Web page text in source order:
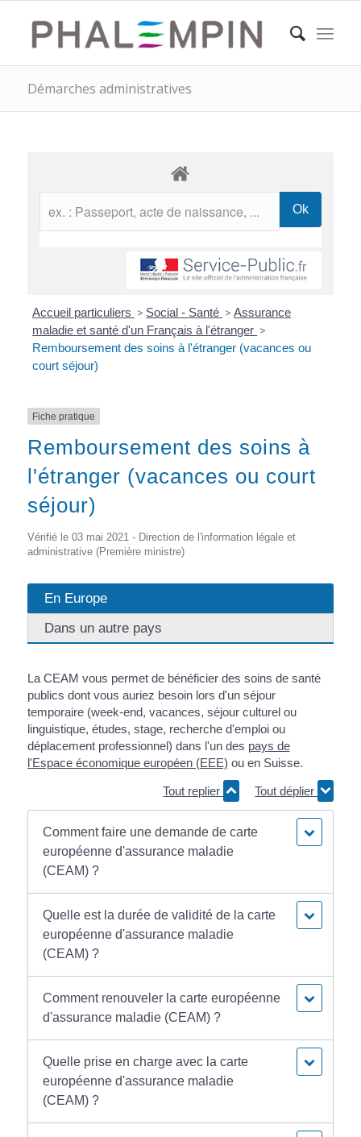
Démarches administratives
Accueil particuliers > Social - Santé > Assurance
maladie et santé d'un Français à l'étranger >
Remboursement des soins à l'étranger (vacances ou
court séjour)
Fiche pratique
Remboursement des soins à
l'étranger (vacances ou court
séjour)
Vérifié le 03 mai 2021 - Direction de l'information légale et
administrative (Première ministre)
En Europe
Dans un autre pays
La CEAM vous permet de bénéficier des soins de santé
publics dont vous auriez besoin lors d'un séjour
temporaire (week-end, vacances, séjour culturel ou
linguistique, études, stage, recherche d'emploi ou
déplacement professionnel) dans l'un des pays de
l'Espace économique européen (EEE) ou en Suisse.
Tout replier Tout déplier
Comment faire une demande de carte
européenne d'assurance maladie
(CEAM) ?
Quelle est la durée de validité de la carte
européenne d'assurance maladie
(CEAM) ?
Comment renouveler la carte européenne
d'assurance maladie (CEAM) ?
Quelle prise en charge avec la carte
européenne d'assurance maladie
(CEAM) ?